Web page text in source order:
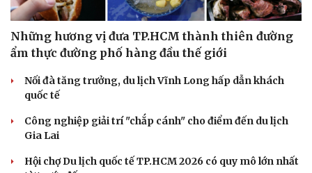
Những hương vị đưa TP.HCM thành thiên đường
ẩm thực đường phố hàng đầu thế giới
Nối đà tăng trưởng, du lịch Vĩnh Long hấp dẫn khách
quốc tế
Công nghiệp giải trí "chắp cánh" cho điểm đến du lịch
Gia Lai
Hội chợ Du lịch quốc tế TP.HCM 2026 có quy mô lớn nhất